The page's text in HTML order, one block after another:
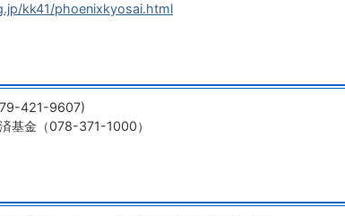
kk41/phoenixkyosai.html
421-9607)
基金（078-371-1000）